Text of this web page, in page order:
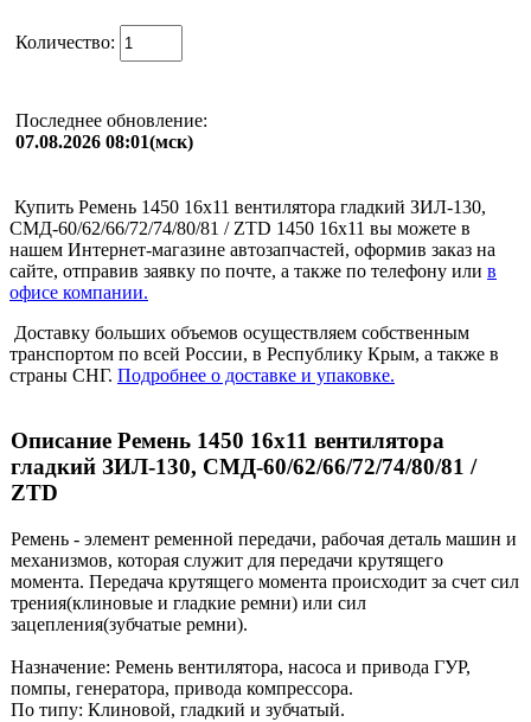
Количество:
Последнее обновление:
07.08.2026 08:01(мск)
Купить Ремень 1450 16x11 вентилятора гладкий ЗИЛ-130,
СМД-60/62/66/72/74/80/81 / ZTD 1450 16х11 вы можете в
нашем Интернет-магазине автозапчастей, оформив заказ на
сайте, отправив заявку по почте, а также по телефону или в
офисе компании.
Доставку больших объемов осуществляем собственным
транспортом по всей России, в Республику Крым, а также в
страны СНГ. Подробнее о доставке и упаковке.
Описание Ремень 1450 16x11 вентилятора
гладкий ЗИЛ-130, СМД-60/62/66/72/74/80/81 /
ZTD
Ремень - элемент ременной передачи, рабочая деталь машин и
механизмов, которая служит для передачи крутящего
момента. Передача крутящего момента происходит за счет сил
трения(клиновые и гладкие ремни) или сил
зацепления(зубчатые ремни).
Назначение: Ремень вентилятора, насоса и привода ГУР,
помпы, генератора, привода компрессора.
По типу: Клиновой, гладкий и зубчатый.